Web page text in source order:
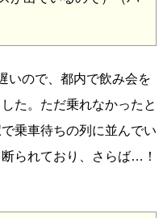
いので、都内で飲み会を
た。ただ乗れなかったと
乗車待ちの列に並んでい
られており、さらば…！